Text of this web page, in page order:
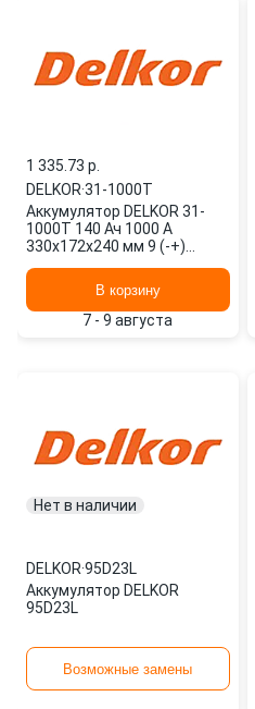
1 335.73 p.
DELKOR·31-1000T
Аккумулятор DELKOR 31-
1000T 140 Ач 1000 А
330x172x240 мм 9 (-+)
В корзину
7 - 9 августа
Нет в наличии
DELKOR·95D23L
Аккумулятор DELKOR
95D23L
Возможные замены